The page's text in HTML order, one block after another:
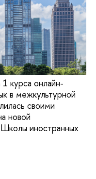
курса онлайн-
в межкультурной
своими
новой
иностранных